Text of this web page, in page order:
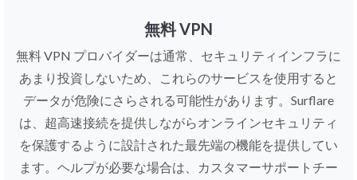
無料 VPN
無料 VPN プロバイダーは通常、セキュリティインフラに
あまり投資しないため、これらのサービスを使用すると
データが危険にさらされる可能性があります。Surflare
は、超高速接続を提供しながらオンラインセキュリティ
を保護するように設計された最先端の機能を提供してい
ます。ヘルプが必要な場合は、カスタマーサポートチー